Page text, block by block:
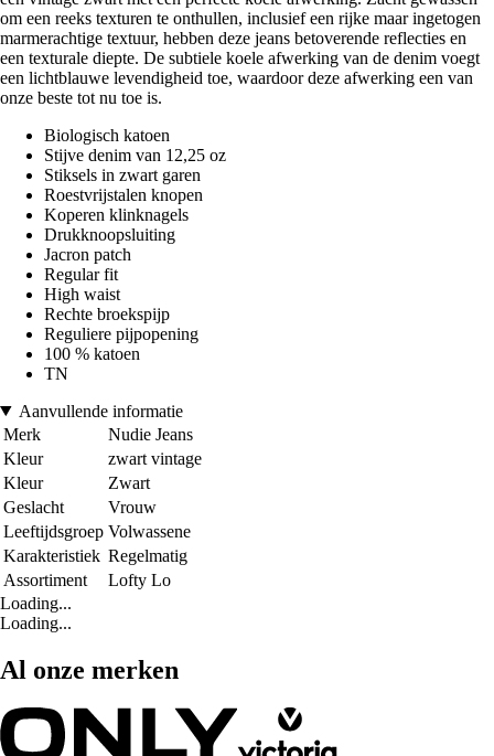
om een reeks texturen te onthullen, inclusief een rijke maar ingetogen
marmerachtige textuur, hebben deze jeans betoverende reflecties en
een texturale diepte. De subtiele koele afwerking van de denim voegt
een lichtblauwe levendigheid toe, waardoor deze afwerking een van
onze beste tot nu toe is.
Biologisch katoen
Stijve denim van 12,25 oz
Stiksels in zwart garen
Roestvrijstalen knopen
Koperen klinknagels
Drukknoopsluiting
Jacron patch
Regular fit
High waist
Rechte broekspijp
Reguliere pijpopening
100 % katoen
TN
Aanvullende informatie
Merk
Nudie Jeans
Kleur
zwart vintage
Kleur
Zwart
Geslacht
Vrouw
Leeftijdsgroep Volwassene
Karakteristiek Regelmatig
Assortiment
Lofty Lo
Loading...
Loading...
Al onze merken